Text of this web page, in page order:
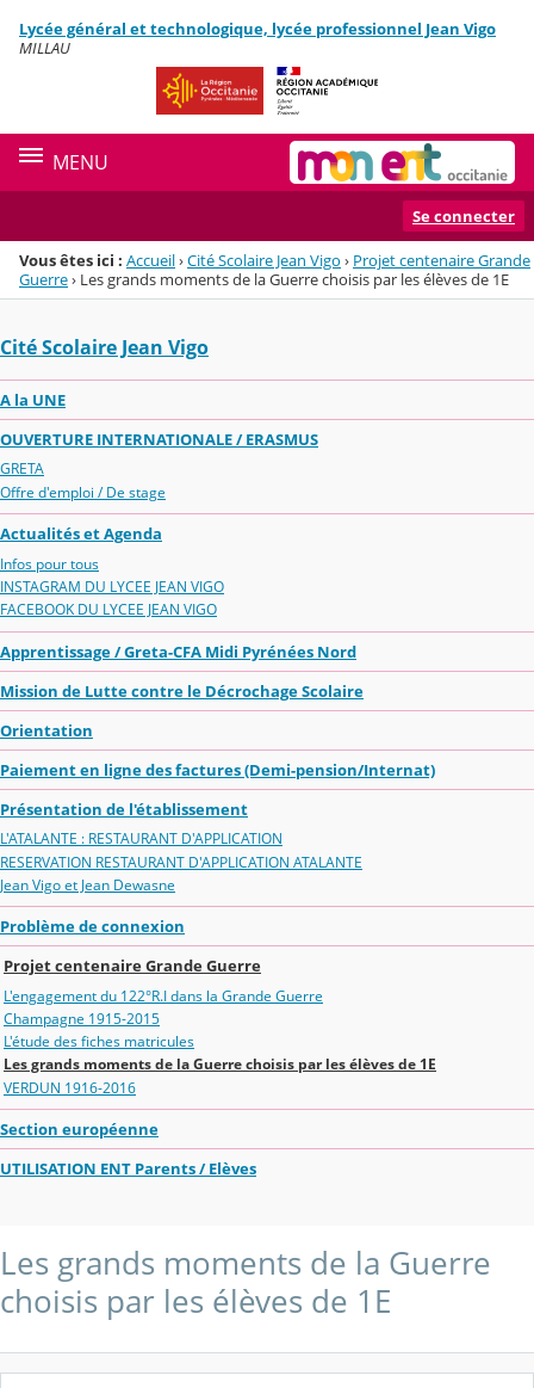
Menu de la rubrique
Contenu
Lycée général et technologique, lycée professionnel Jean Vigo
MILLAU
MENU
Se connecter
Vous êtes ici : Accueil›Cité Scolaire Jean Vigo › Projet centenaire Grande
Guerre› Les grands moments de la Guerre choisis par les élèves de 1E
Cité Scolaire Jean Vigo
A la UNE
OUVERTURE INTERNATIONALE / ERASMUS
GRETA
Offre d'emploi / De stage
Actualités et Agenda
Infos pour tous
INSTAGRAM DU LYCEE JEAN VIGO
FACEBOOK DU LYCEE JEAN VIGO
Apprentissage / Greta-CFA Midi Pyrénées Nord
Mission de Lutte contre le Décrochage Scolaire
Orientation
Paiement en ligne des factures (Demi-pension/Internat)
Présentation de l'établissement
L'ATALANTE : RESTAURANT D'APPLICATION
RESERVATION RESTAURANT D'APPLICATION ATALANTE
Jean Vigo et Jean Dewasne
Problème de connexion
Projet centenaire Grande Guerre
L'engagement du 122°R.I dans la Grande Guerre
Champagne 1915-2015
L'étude des fiches matricules
Les grands moments de la Guerre choisis par les élèves de 1E
VERDUN 1916-2016
Section européenne
UTILISATION ENT Parents / Elèves
Les grands moments de la Guerre
choisis par les élèves de 1E